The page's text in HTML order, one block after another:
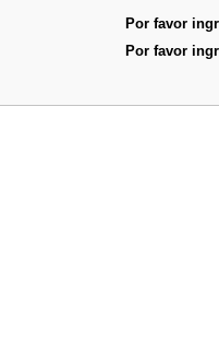
Por favor
Por favor